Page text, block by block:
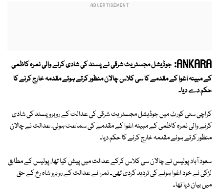
ANKARA: جوڈیشل مجسٹریٹ شرقی نے پسند کی شادی کرنے والی نمرہ کاظمی
کے مبینہ اغوا کے مقدمے کا سی کلاس چالان منظور کرتے ہوئے مقدمہ خارج کرنے کا
حکم دے دیا۔
کراچی سٹی کورٹ میں جوڈیشل مجسٹریٹ شرقی کی عدالت کے روبرو پسند کی شادی
کرنے والی نمرہ کاظمی کے مبینہ اغوا کے مقدمے کی سماعت ہوئی، عدالت نے چالان
منظور کرتے ہوئے مقدمہ خارج کرنے کا حکم دیا۔
سعود آباد پولیس نے چالان سی کلاس کرکے عدالت میں پیش کیا تھا، پولیس کے مطابق
لڑکی نے خود اغوا ہونے کی تردید کردی تھی۔ نمرا نے عدالت کے روبرو شاہ رخ کے حق
میں بیان دیا تھا۔